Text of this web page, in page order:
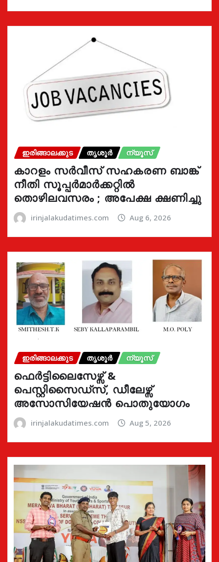
ഇരിങ്ങാലക്കുട തൃശൂർ ന്യൂസ്
കാറളം സർവീസ് സഹകരണ ബാങ്ക്
നീതി സൂപ്പർമാർക്കറ്റിൽ
തൊഴിലവസരം ; അപേക്ഷ ക്ഷണിച്ചു
irinjalakudatimes.com Aug 6, 2026
ഇരിങ്ങാലക്കുട തൃശൂർ ന്യൂസ്
ഫെർട്ടിലൈസേഴ്സ് &
പെസ്റ്റിസൈഡ്സ്, ഡീലേഴ്സ്
അസോസിയേഷൻ പൊതുയോഗം
irinjalakudatimes.com Aug 5, 2026